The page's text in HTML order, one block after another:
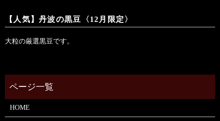
【人気】丹波の黒豆〈12月限定〉
大粒の厳選黒豆です。
HOME